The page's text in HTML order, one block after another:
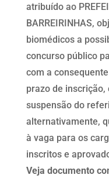
atribuído ao
BARREIRINHAS,
biomédicos a
concurso público
com a
prazo de inscrição,
suspensão do
alternativamente,
à vaga para os
inscritos e
Veja documento